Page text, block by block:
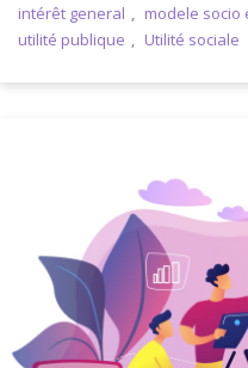
intérêt general , modele socio
utilité publique , Utilité sociale